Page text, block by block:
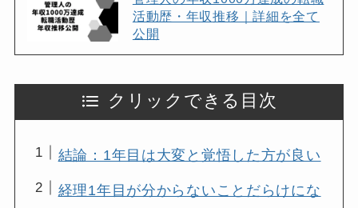
活動歴・年収推移｜詳細を全て
公開
クリックできる目次
結論：1年目は大変と覚悟した方が良い
経理1年目が分からないことだらけにな